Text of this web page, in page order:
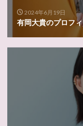
2024年6月19日
有岡大貴のプロフ